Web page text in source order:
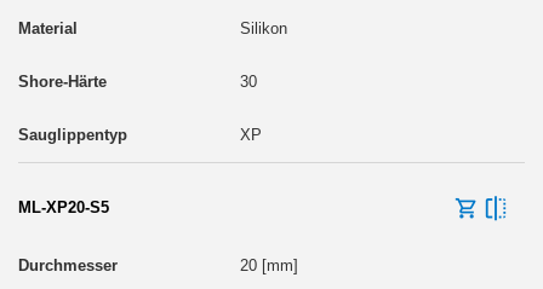
Silikon
30
XP
ML-XP20-S5
20 [mm]